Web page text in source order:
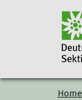
Home